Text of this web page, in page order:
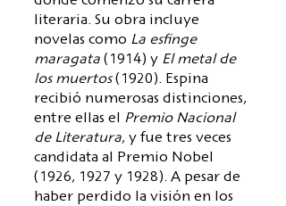
literaria. Su obra incluye
novelas como La esfinge
maragata (1914) y El metal de
los muertos (1920). Espina
recibió numerosas distinciones,
entre ellas el Premio Nacional
de Literatura, y fue tres veces
candidata al Premio Nobel
(1926, 1927 y 1928). A pesar de
haber perdido la visión en los